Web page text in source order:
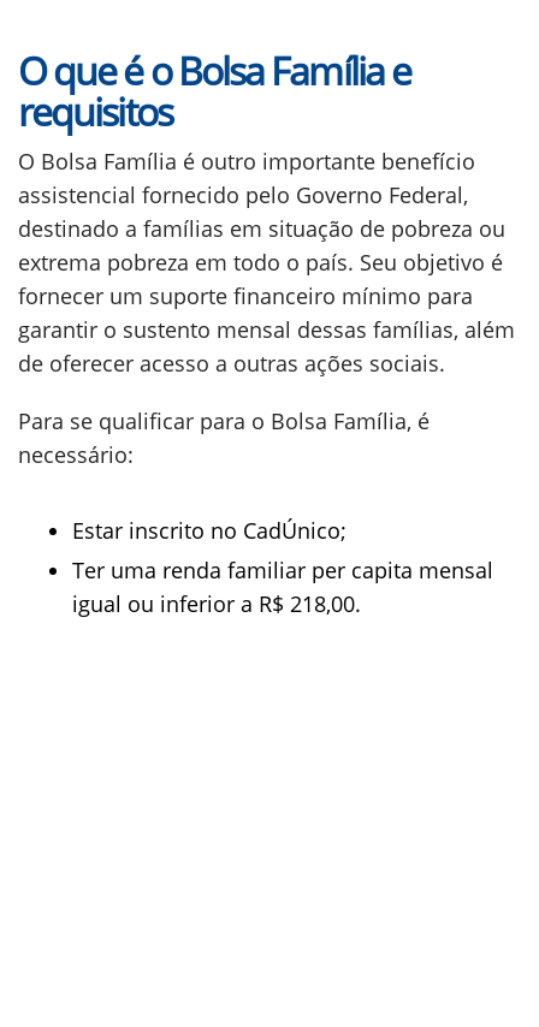
O que é o Bolsa Família e
requisitos
O Bolsa Família é outro importante benefício
assistencial fornecido pelo Governo Federal,
destinado a famílias em situação de pobreza ou
extrema pobreza em todo o país. Seu objetivo é
fornecer um suporte financeiro mínimo para
garantir o sustento mensal dessas famílias, além
de oferecer acesso a outras ações sociais.
Para se qualificar para o Bolsa Família, é
necessário:
Estar inscrito no CadÚnico;
Ter uma renda familiar per capita mensal
igual ou inferior a R$ 218,00.